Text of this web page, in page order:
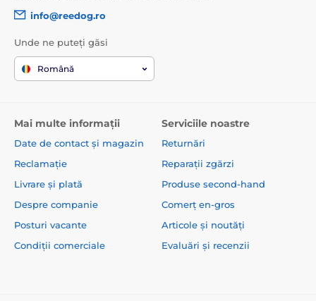
info@reedog.ro
Unde ne puteți găsi
Română
Mai multe informații
Date de contact și magazin
Reclamație
Livrare și plată
Despre companie
Posturi vacante
Condiții comerciale
Serviciile noastre
Returnări
Reparații zgărzi
Produse second-hand
Comerț en-gros
Articole și noutăți
Evaluări și recenzii